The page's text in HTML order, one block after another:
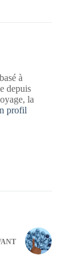
à
depuis
la
profil